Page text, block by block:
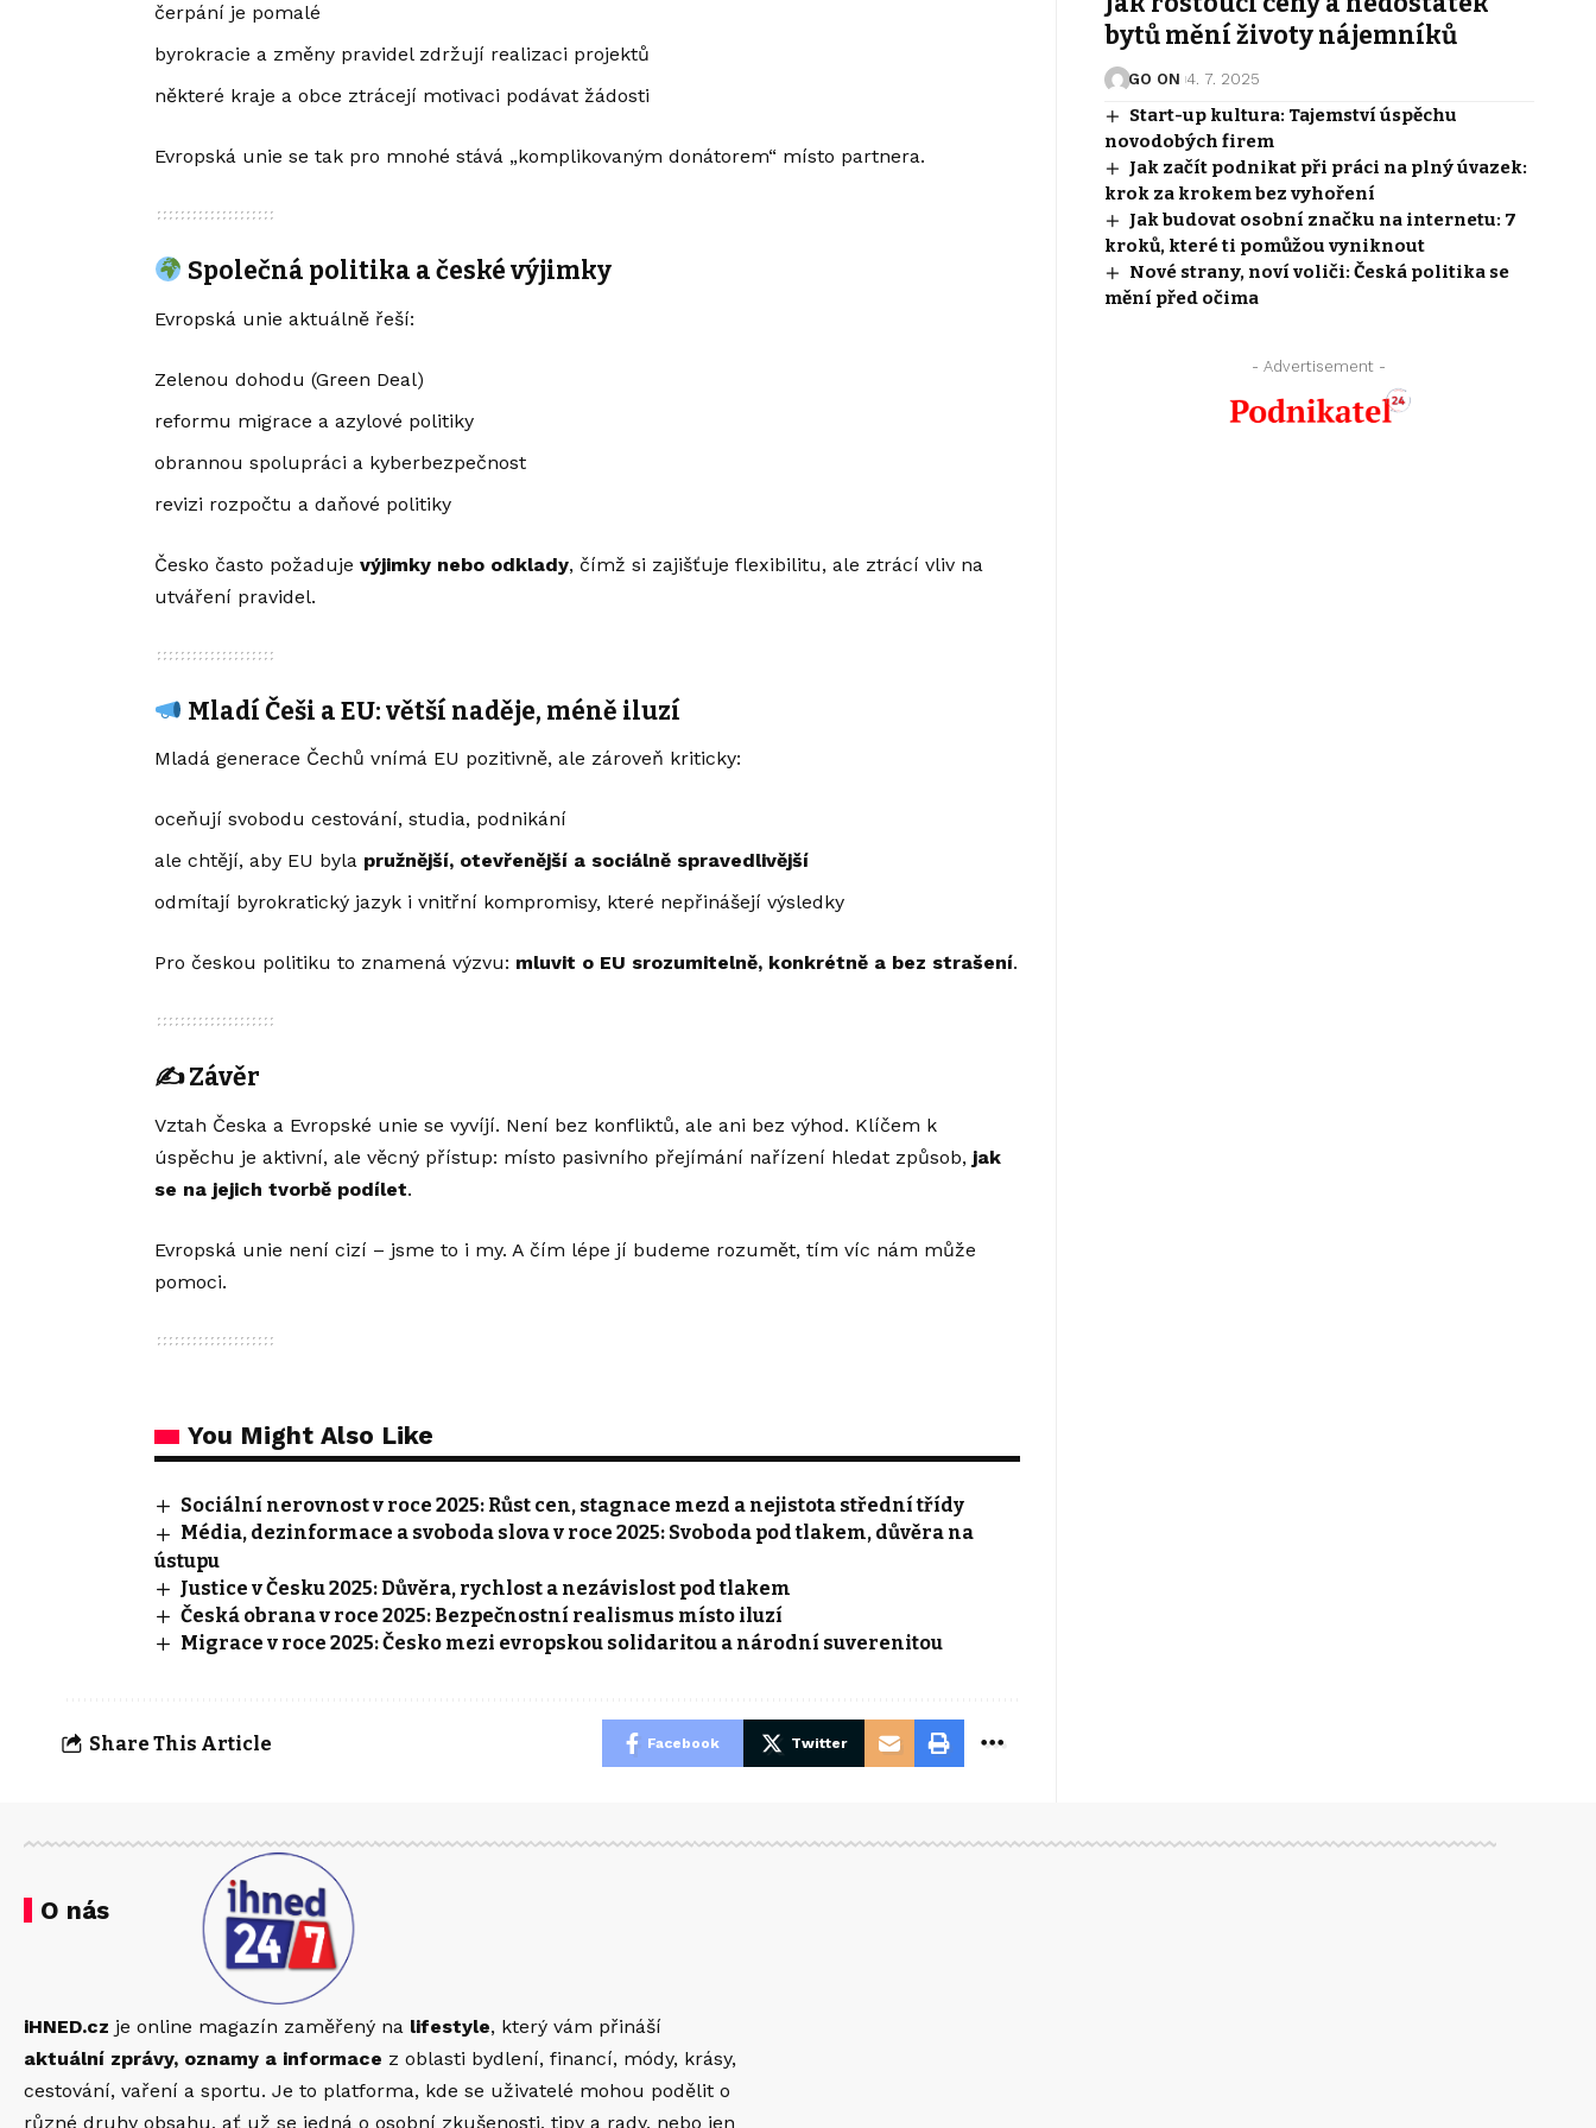
čerpání je pomalé
byrokracie a změny pravidel zdržují realizaci projektů
některé kraje a obce ztrácejí motivaci podávat žádosti
Evropská unie se tak pro mnohé stává „komplikovaným donátorem“ místo partnera.
Společná politika a české výjimky
Evropská unie aktuálně řeší:
Zelenou dohodu (Green Deal)
reformu migrace a azylové politiky
obrannou spolupráci a kyberbezpečnost
revizi rozpočtu a daňové politiky
Česko často požaduje výjimky nebo odklady, čímž si zajišťuje flexibilitu, ale ztrácí vliv na
utváření pravidel.
Mladí Češi a EU: větší naděje, méně iluzí
Mladá generace Čechů vnímá EU pozitivně, ale zároveň kriticky:
oceňují svobodu cestování, studia, podnikání
ale chtějí, aby EU byla pružnější, otevřenější a sociálně spravedlivější
odmítají byrokratický jazyk i vnitřní kompromisy, které nepřinášejí výsledky
Pro českou politiku to znamená výzvu: mluvit o EU srozumitelně, konkrétně a bez strašení.
✍️Závěr
Vztah Česka a Evropské unie se vyvíjí. Není bez konfliktů, ale ani bez výhod. Klíčem k
úspěchu je aktivní, ale věcný přístup: místo pasivního přejímání nařízení hledat způsob, jak
se na jejich tvorbě podílet.
Evropská unie není cizí – jsme to i my. A čím lépe jí budeme rozumět, tím víc nám může
pomoci.
You Might Also Like
Sociální nerovnost v roce 2025: Růst cen, stagnace mezd a nejistota střední třídy
Média, dezinformace a svoboda slova v roce 2025: Svoboda pod tlakem, důvěra na
ústupu
Justice v Česku 2025: Důvěra, rychlost a nezávislost pod tlakem
Česká obrana v roce 2025: Bezpečnostní realismus místo iluzí
Migrace v roce 2025: Česko mezi evropskou solidaritou a národní suverenitou
Share This Article Facebook Twitter
bytů mění životy nájemníků
GO ON 4. 7. 2025
Start-up kultura: Tajemství úspěchu
novodobých firem
Jak začít podnikat při práci na plný úvazek:
krok za krokem bez vyhoření
Jak budovat osobní značku na internetu: 7
kroků, které ti pomůžou vyniknout
Nové strany, noví voliči: Česká politika se
mění před očima
- Advertisement -
O nás
iHNED.cz je online magazín zaměřený na lifestyle, který vám přináší
aktuální zprávy, oznamy a informace z oblasti bydlení, financí, módy, krásy,
cestování, vaření a sportu. Je to platforma, kde se uživatelé mohou podělit o
různé druhy obsahu, ať už se jedná o osobní zkušenosti, tipy a rady, nebo jen